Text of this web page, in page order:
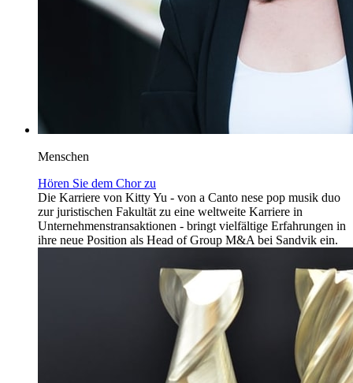
Menschen
Hören Sie dem Chor zu
Die Karriere von Kitty Yu - von a Canto nese pop musik duo
zur juristischen Fakultät zu eine weltweite Karriere in
Unternehmenstransaktionen - bringt vielfältige Erfahrungen in
ihre neue Position als Head of Group M&A bei Sandvik ein.